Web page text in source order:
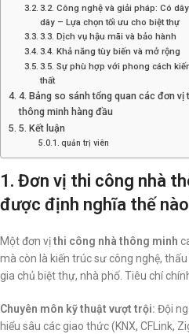
3.2. Công nghệ và giải pháp: Có
dây – Lựa chọn tối ưu cho biệt thự
3.3. Dịch vụ hậu mãi và bảo hành
3.4. Khả năng tùy biến và mở rộng
3.5. Sự phù hợp với phong cách
thất
4. Bảng so sánh tổng quan các đơn vị
thông minh hàng đầu
5. Kết luận
quản trị viên
1. Đơn vị thi công nhà
được định nghĩa thế
Một đơn vịthi công nhà thông minh
mà còn là kiến trúc sư công nghệ,
gia chủ biệt thự, nhà phố. Tiêu chí
Chuyên môn kỹ thuật vượt trội: Đội
hiểu sâu các giao thức (KNX, CFLink,